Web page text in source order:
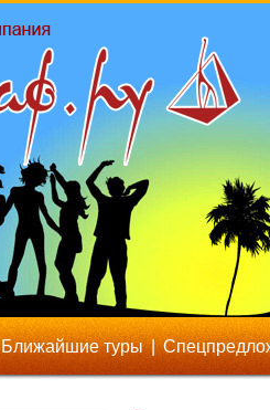
Ближайшие туры |